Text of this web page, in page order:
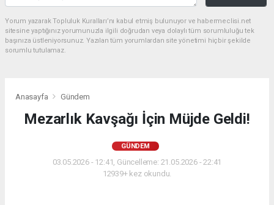
Yorum yazarak Topluluk Kuralları’nı kabul etmiş bulunuyor ve habermeclisi.net
sitesine yaptığınız yorumunuzla ilgili doğrudan veya dolaylı tüm sorumluluğu tek
başınıza üstleniyorsunuz. Yazılan tüm yorumlardan site yönetimi hiçbir şekilde
sorumlu tutulamaz.
Anasayfa Gündem
Mezarlık Kavşağı İçin Müjde Geldi!
GÜNDEM
03.05.2026 - 12:41, Güncelleme: 21.05.2026 - 22:41
12939+ kez okundu.